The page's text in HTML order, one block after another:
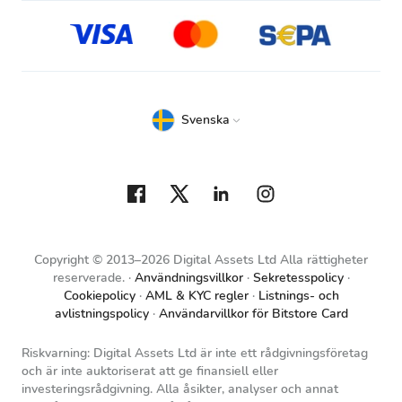
Copyright © 2013–2026 Digital Assets Ltd Alla rättigheter
reserverade.
Användningsvillkor
Sekretesspolicy
Cookiepolicy
AML & KYC regler
Listnings- och
avlistningspolicy
Användarvillkor för Bitstore Card
Svenska
Riskvarning: Digital Assets Ltd är inte ett rådgivningsföretag
och är inte auktoriserat att ge finansiell eller
investeringsrådgivning. Alla åsikter, analyser och annat